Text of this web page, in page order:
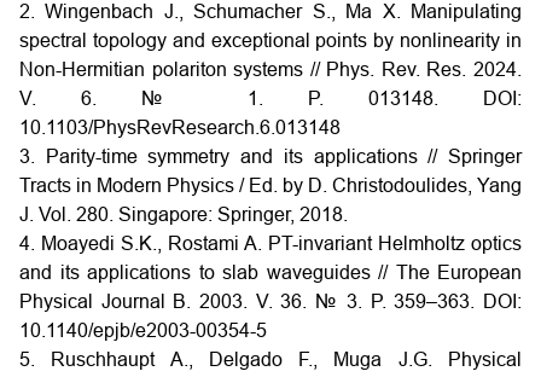
2. Wingenbach J., Schumacher S., Ma X. Manipulating
spectral topology and exceptional points by nonlinearity in
Non-Hermitian polariton systems // Phys. Rev. Res. 2024.
V. 6. № 1. P. 013148. DOI:
10.1103/PhysRevResearch.6.013148
3. Parity-time symmetry and its applications // Springer
Tracts in Modern Physics / Ed. by D. Christodoulides, Yang
J. Vol. 280. Singapore: Springer, 2018.
4. Moayedi S.K., Rostami A. PT-invariant Helmholtz optics
and its applications to slab waveguides // The European
Physical Journal B. 2003. V. 36. № 3. P. 359–363. DOI:
10.1140/epjb/e2003-00354-5
5. Ruschhaupt A., Delgado F., Muga J.G. Physical